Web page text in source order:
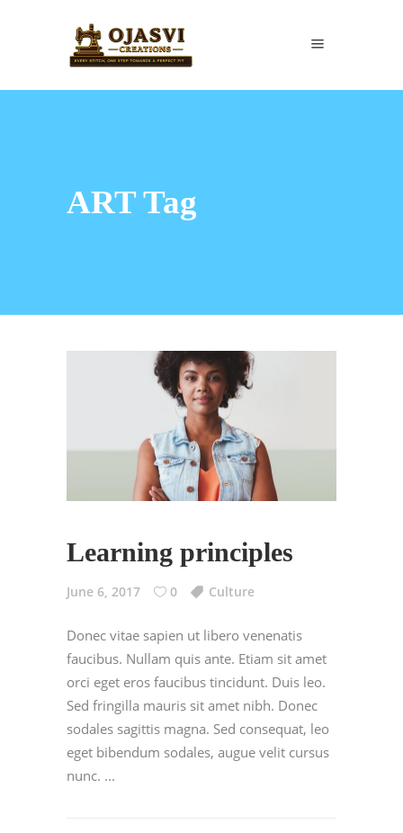
ART Tag
Learning principles
June 6, 2017 0 Culture
Donec vitae sapien ut libero venenatis
faucibus. Nullam quis ante. Etiam sit amet
orci eget eros faucibus tincidunt. Duis leo.
Sed fringilla mauris sit amet nibh. Donec
sodales sagittis magna. Sed consequat, leo
eget bibendum sodales, augue velit cursus
nunc.